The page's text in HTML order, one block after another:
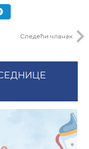
Следећи чланак